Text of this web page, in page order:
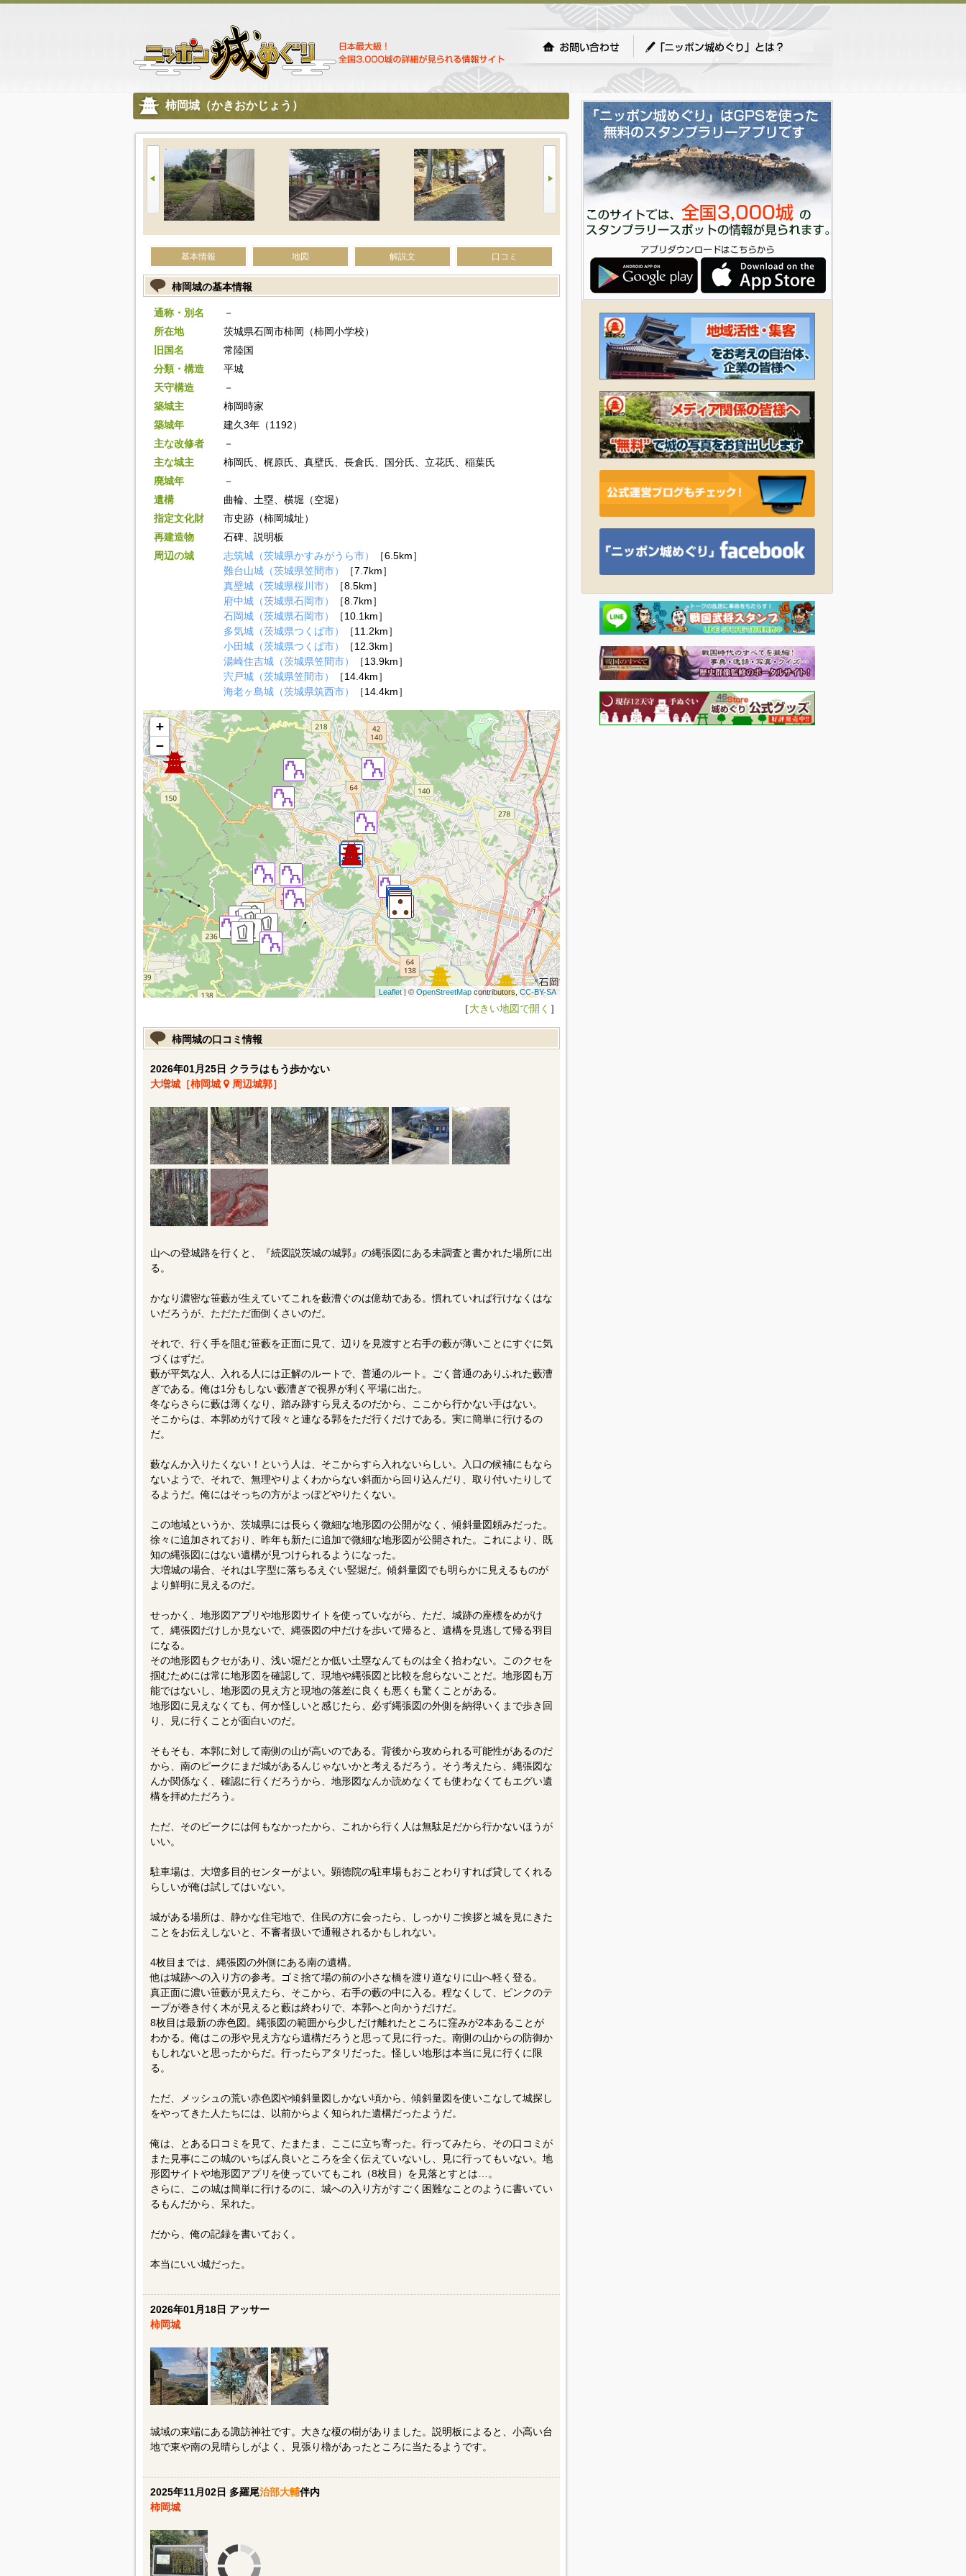
柿岡城（かきおかじょう）
基本情報 地図 解説文 口コミ
柿岡城の基本情報
通称・別名
－
所在地
茨城県石岡市柿岡（柿岡小学校）
旧国名
常陸国
分類・構造
平城
天守構造
－
築城主
柿岡時家
築城年
建久3年（1192）
主な改修者
－
主な城主
柿岡氏、梶原氏、真壁氏、長倉氏、国分氏、立花氏、稲葉氏
廃城年
－
遺構
曲輪、土塁、横堀（空堀）
指定文化財
市史跡（柿岡城址）
再建造物
石碑、説明板
周辺の城
志筑城（茨城県かすみがうら市）
［6.5km］
難台山城（茨城県笠間市）
［7.7km］
真壁城（茨城県桜川市）
［8.5km］
府中城（茨城県石岡市）
［8.7km］
石岡城（茨城県石岡市）
［10.1km］
多気城（茨城県つくば市）
［11.2km］
小田城（茨城県つくば市）
［12.3km］
湯崎住吉城（茨城県笠間市）
［13.9km］
宍戸城（茨城県笠間市）
［14.4km］
海老ヶ島城（茨城県筑西市）
［14.4km］
+
−
Leaflet| © OpenStreetMapcontributors, CC-BY-SA
［大きい地図で開く ］
柿岡城の口コミ情報
2026年01月25日 クララはもう歩かない
大増城［柿岡城
周辺城郭］
山への登城路を行くと、『続図説茨城の城郭』の縄張図にある未調査と書かれた場所に出
る。
かなり濃密な笹藪が生えていてこれを藪漕ぐのは億劫である。慣れていれば行けなくはな
いだろうが、ただただ面倒くさいのだ。
それで、行く手を阻む笹藪を正面に見て、辺りを見渡すと右手の藪が薄いことにすぐに気
づくはずだ。
藪が平気な人、入れる人には正解のルートで、普通のルート。ごく普通のありふれた藪漕
ぎである。俺は1分もしない藪漕ぎで視界が利く平場に出た。
冬ならさらに藪は薄くなり、踏み跡すら見えるのだから、ここから行かない手はない。
そこからは、本郭めがけて段々と連なる郭をただ行くだけである。実に簡単に行けるの
だ。
藪なんか入りたくない！という人は、そこからすら入れないらしい。入口の候補にもなら
ないようで、それで、無理やりよくわからない斜面から回り込んだり、取り付いたりして
るようだ。俺にはそっちの方がよっぽどやりたくない。
この地域というか、茨城県には長らく微細な地形図の公開がなく、傾斜量図頼みだった。
徐々に追加されており、昨年も新たに追加で微細な地形図が公開された。これにより、既
知の縄張図にはない遺構が見つけられるようになった。
大増城の場合、それはL字型に落ちるえぐい竪堀だ。傾斜量図でも明らかに見えるものが
より鮮明に見えるのだ。
せっかく、地形図アプリや地形図サイトを使っていながら、ただ、城跡の座標をめがけ
て、縄張図だけしか見ないで、縄張図の中だけを歩いて帰ると、遺構を見逃して帰る羽目
になる。
その地形図もクセがあり、浅い堀だとか低い土塁なんてものは全く拾わない。このクセを
掴むためには常に地形図を確認して、現地や縄張図と比較を怠らないことだ。地形図も万
能ではないし、地形図の見え方と現地の落差に良くも悪くも驚くことがある。
地形図に見えなくても、何か怪しいと感じたら、必ず縄張図の外側を納得いくまで歩き回
り、見に行くことが面白いのだ。
そもそも、本郭に対して南側の山が高いのである。背後から攻められる可能性があるのだ
から、南のピークにまだ城があるんじゃないかと考えるだろう。そう考えたら、縄張図な
んか関係なく、確認に行くだろうから、地形図なんか読めなくても使わなくてもエグい遺
構を拝めただろう。
ただ、そのピークには何もなかったから、これから行く人は無駄足だから行かないほうが
いい。
駐車場は、大増多目的センターがよい。顕徳院の駐車場もおことわりすれば貸してくれる
らしいが俺は試してはいない。
城がある場所は、静かな住宅地で、住民の方に会ったら、しっかりご挨拶と城を見にきた
ことをお伝えしないと、不審者扱いで通報されるかもしれない。
4枚目までは、縄張図の外側にある南の遺構。
他は城跡への入り方の参考。ゴミ捨て場の前の小さな橋を渡り道なりに山へ軽く登る。
真正面に濃い笹藪が見えたら、そこから、右手の藪の中に入る。程なくして、ピンクのテ
ープが巻き付く木が見えると藪は終わりで、本郭へと向かうだけだ。
8枚目は最新の赤色図。縄張図の範囲から少しだけ離れたところに窪みが2本あることが
わかる。俺はこの形や見え方なら遺構だろうと思って見に行った。南側の山からの防御か
もしれないと思ったからだ。行ったらアタリだった。怪しい地形は本当に見に行くに限
る。
ただ、メッシュの荒い赤色図や傾斜量図しかない頃から、傾斜量図を使いこなして城探し
をやってきた人たちには、以前からよく知られた遺構だったようだ。
俺は、とある口コミを見て、たまたま、ここに立ち寄った。行ってみたら、その口コミが
また見事にこの城のいちばん良いところを全く伝えていないし、見に行ってもいない。地
形図サイトや地形図アプリを使っていてもこれ（8枚目）を見落とすとは…。
さらに、この城は簡単に行けるのに、城への入り方がすごく困難なことのように書いてい
るもんだから、呆れた。
だから、俺の記録を書いておく。
本当にいい城だった。
2026年01月18日 アッサー
柿岡城
城域の東端にある諏訪神社です。大きな榎の樹がありました。説明板によると、小高い台
地で東や南の見晴らしがよく、見張り櫓があったところに当たるようです。
2025年11月02日 多羅尾治部大輔伴内
柿岡城